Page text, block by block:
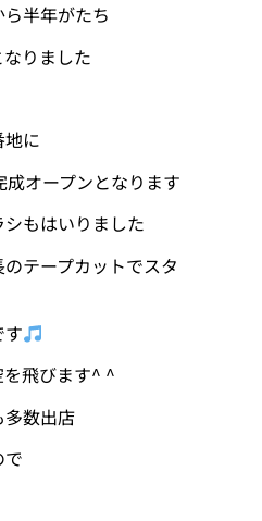
半年がたち
りました
に
オープンとなります
もはいりました
テープカットでスタ
を飛びます^ ^
数出店